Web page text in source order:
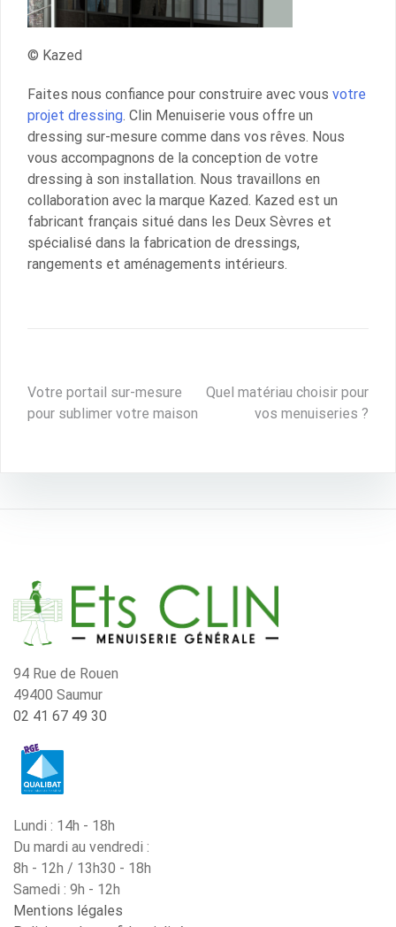
© Kazed
Faites nous confiance pour construire avec vous votre
projet dressing. Clin Menuiserie vous offre un
dressing sur-mesure comme dans vos rêves. Nous
vous accompagnons de la conception de votre
dressing à son installation. Nous travaillons en
collaboration avec la marque Kazed. Kazed est un
fabricant français situé dans les Deux Sèvres et
spécialisé dans la fabrication de dressings,
rangements et aménagements intérieurs.
Navigation
de
Votre portail sur-mesure
pour sublimer votre maison
Quel matériau choisir pour
vos menuiseries ?
94 Rue de Rouen
49400 Saumur
02 41 67 49 30
Lundi : 14h - 18h
Du mardi au vendredi :
8h - 12h / 13h30 - 18h
Samedi : 9h - 12h
Mentions légales